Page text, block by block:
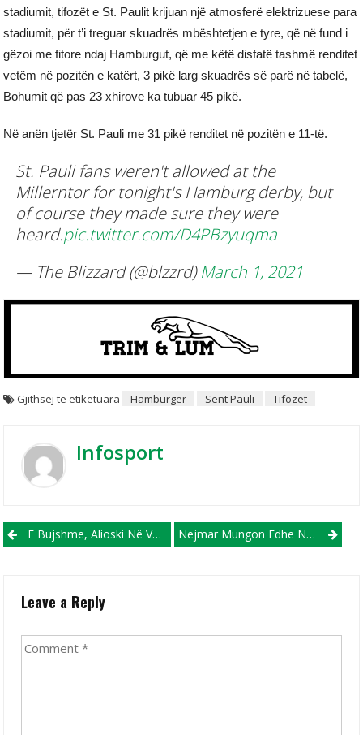
stadiumit, tifozët e St. Paulit krijuan një atmosferë elektrizuese para
stadiumit, për t’i treguar skuadrës mbështetjen e tyre, që në fund i
gëzoi me fitore ndaj Hamburgut, që me këtë disfatë tashmë renditet
vetëm në pozitën e katërt, 3 pikë larg skuadrës së parë në tabelë,
Bohumit që pas 23 xhirove ka tubuar 45 pikë.
Në anën tjetër St. Pauli me 31 pikë renditet në pozitën e 11-të.
St. Pauli fans weren't allowed at the
Millerntor for tonight's Hamburg derby, but
of course they made sure they were
heard.pic.twitter.com/D4PBzyuqma
— The Blizzard (@blzzrd)March 1, 2021
Gjithsej të etiketuara Hamburger Sent Pauli Tifozet
Infosport
Post navigation
E Bujshme, Alioski Në Verë I Bashkohet Galatsarajit! Nejmar Mungon Edhe Në Ndeshjen E Dytë Kundër Barcelonës!
Leave a Reply